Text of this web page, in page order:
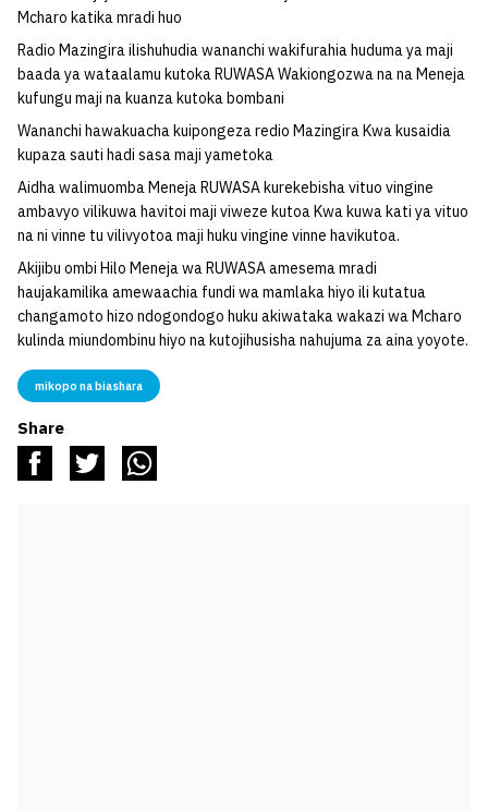
Mcharo katika mradi huo
Radio Mazingira ilishuhudia wananchi wakifurahia huduma ya maji
baada ya wataalamu kutoka RUWASA Wakiongozwa na na Meneja
kufungu maji na kuanza kutoka bombani
Wananchi hawakuacha kuipongeza redio Mazingira Kwa kusaidia
kupaza sauti hadi sasa maji yametoka
Aidha walimuomba Meneja RUWASA kurekebisha vituo vingine
ambavyo vilikuwa havitoi maji viweze kutoa Kwa kuwa kati ya vituo
na ni vinne tu vilivyotoa maji huku vingine vinne havikutoa.
Akijibu ombi Hilo Meneja wa RUWASA amesema mradi
haujakamilika amewaachia fundi wa mamlaka hiyo ili kutatua
changamoto hizo ndogondogo huku akiwataka wakazi wa Mcharo
kulinda miundombinu hiyo na kutojihusisha nahujuma za aina yoyote.
mikopo na biashara
Share